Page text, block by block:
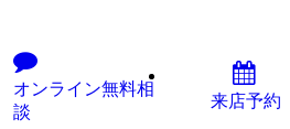
オンライン無料相
談
来店予約